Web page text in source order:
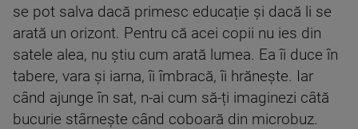
se pot salva dacă primesc educație și dacă li se
arată un orizont. Pentru că acei copii nu ies din
satele alea, nu știu cum arată lumea. Ea îi duce în
tabere, vara și iarna, îi îmbracă, îi hrănește. Iar
când ajunge în sat, n-ai cum să-ți imaginezi câtă
bucurie stârnește când coboară din microbuz.